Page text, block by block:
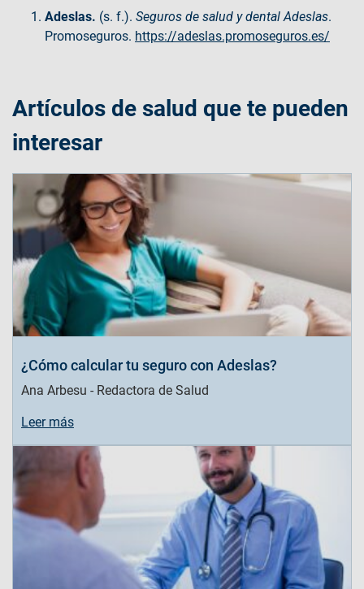
Adeslas. (s. f.). Seguros de salud y dental Adeslas.
Promoseguros. https://adeslas.promoseguros.es/
Artículos de salud que te pueden
interesar
¿Cómo calcular tu seguro con Adeslas?
Ana Arbesu - Redactora de Salud
Leer más